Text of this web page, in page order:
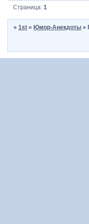
Страница:1
»1st » Юмор-Анекдоты »